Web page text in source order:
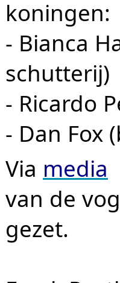
koningen:
- Bianca
schutterij)
- Ricardo
- Dan Fox
Via media
van de
gezet.